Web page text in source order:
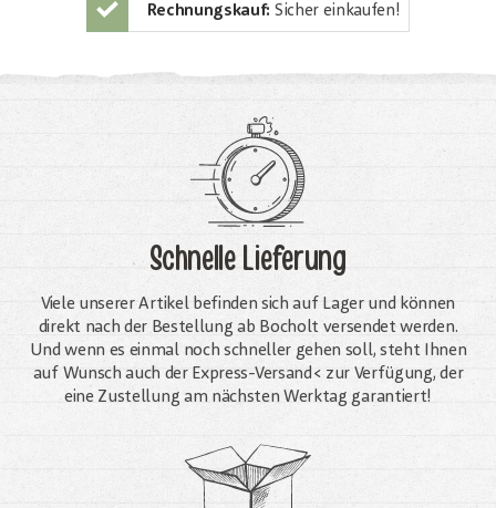
Rechnungskauf: Sicher einkaufen!
Schnelle Lieferung
Viele unserer Artikel befinden sich auf Lager und können
direkt nach der Bestellung ab Bocholt versendet werden.
Und wenn es einmal noch schneller gehen soll, steht Ihnen
auf Wunsch auch der Express-Versand< zur Verfügung, der
eine Zustellung am nächsten Werktag garantiert!